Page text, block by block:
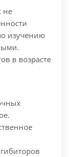
не
изучению
в возрасте